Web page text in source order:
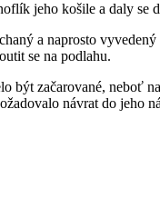
jeho košile a daly
a naprosto
se na podlahu.
být začarované,
návrat do jeho